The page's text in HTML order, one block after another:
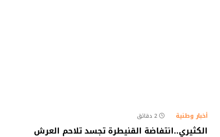
أخبار وطنية 2 دقائق
الكثيري..انتفاضة القنيطرة تجسد تلاحم العرش